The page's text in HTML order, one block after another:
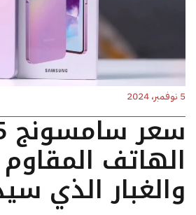
5 نوفمبر، 2024
الهاتف المقاوم
والغبار الذي